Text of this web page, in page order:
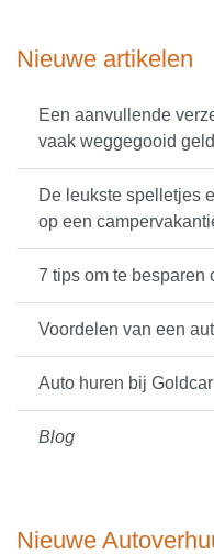
Nieuwe artikelen
Een aanvullende
vaak weggegooid geld
De leukste spelletjes
op een
7 tips om te besparen
Voordelen van een
Auto huren bij Goldcar
Blog
Nieuwe